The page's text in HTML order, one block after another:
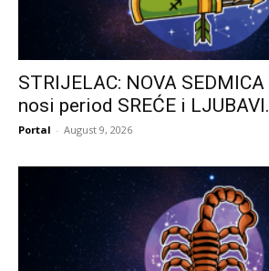
STRIJELAC: NOVA
nosi period SREĆE i
Portal - August 9, 2026